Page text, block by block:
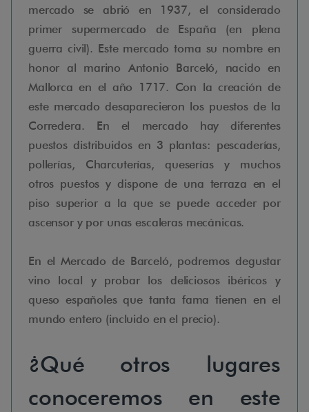
mercado se abrió en 1937, el considerado
primer supermercado de España (en plena
guerra civil). Este mercado toma su nombre en
honor al marino Antonio Barceló, nacido en
Mallorca en el año 1717. Con la creación de
este mercado desaparecieron los puestos de la
Corredera. En el mercado hay diferentes
puestos distribuidos en 3 plantas: pescaderías,
pollerías, Charcuterías, queserías y muchos
otros puestos y dispone de una terraza en el
piso superior a la que se puede acceder por
ascensor y por unas escaleras mecánicas.
En el Mercado de Barceló, podremos degustar
vino local y probar los deliciosos ibéricos y
queso españoles que tanta fama tienen en el
mundo entero (incluido en el precio).
¿Qué otros lugares
conoceremos en este